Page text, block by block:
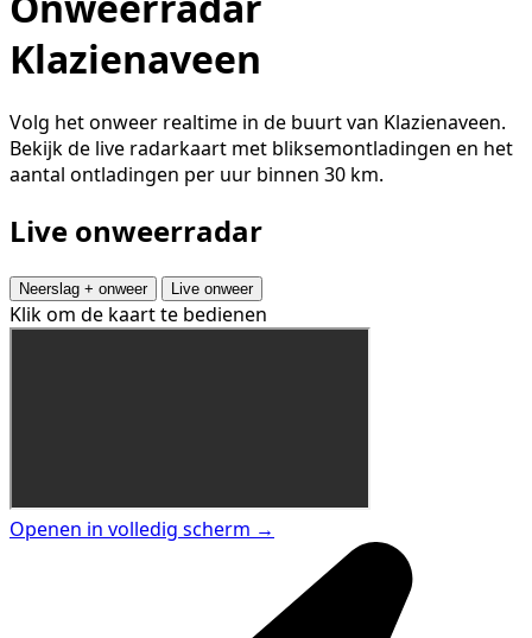
Klazienaveen
Volg het onweer realtime in de buurt van Klazienaveen.
Bekijk de live radarkaart met bliksemontladingen en het
aantal ontladingen per uur binnen 30 km.
Live onweerradar
Neerslag + onweer Live onweer
Klik om de kaart te bedienen
Openen in volledig scherm →